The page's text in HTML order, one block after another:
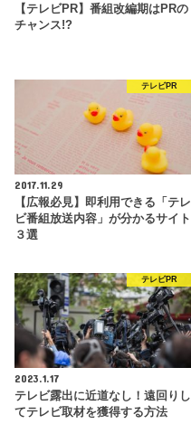
【テレビPR】番組改編期はPRの
チャンス!?
テレビPR
2017.11.29
【広報必見】即利用できる「テレ
ビ番組放送内容」が分かるサイト
３選
テレビPR
2023.1.17
テレビ露出に近道なし！遠回りし
てテレビ取材を獲得する方法